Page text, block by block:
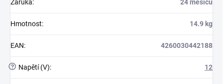
Záruka: 24 měsíců
Hmotnost: 14.9 kg
EAN: 4260030442188
? Napětí (V): 12